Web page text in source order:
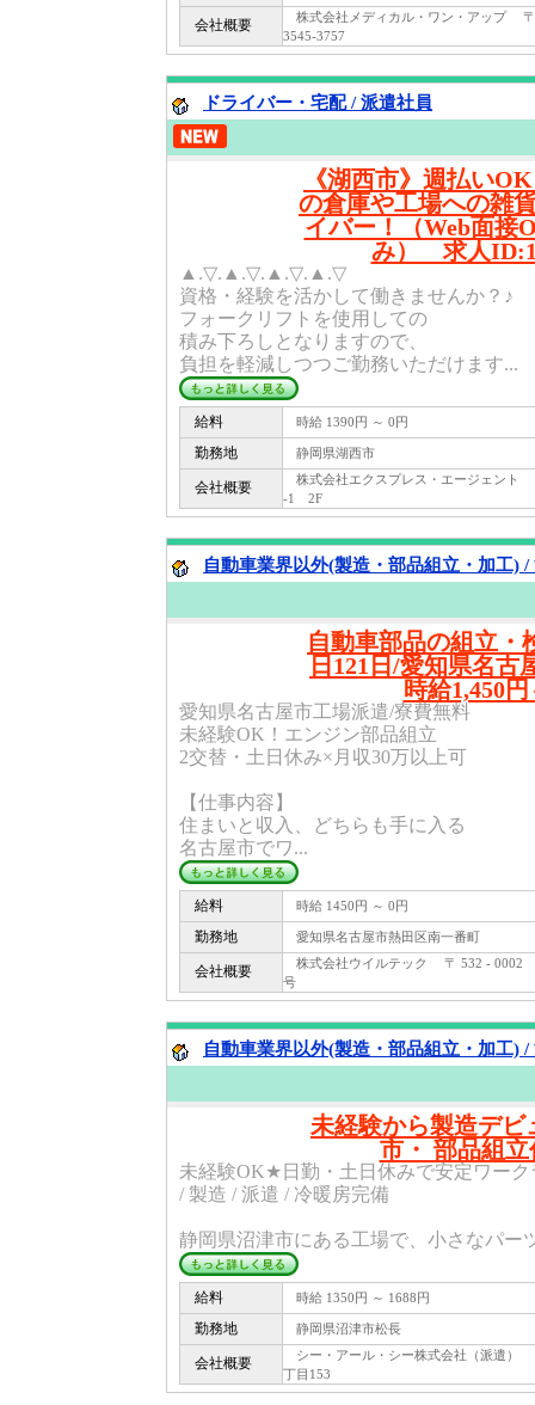
会社概要
株式会社メディカル・ワン・アップ
3545-3757
ドライバー・宅配 / 派遣社員
《湖西市》週払い
の倉庫や工場への雑
イバー！（Web面接
み） 求人
▲.▽.▲.▽.▲.▽.▲.▽
資格・経験を活かして働きませんか？♪
フォークリフトを使用しての
積み下ろしとなりますので、
負担を軽減しつつご勤務いただけます...
給料 時給 1390円 ～ 0円
勤務地 静岡県湖西市
会社概要
株式会社エクスプレス・エージェン
-1 2F
自動車業界以外(製造・部品組立・加工) /
自動車部品の組立・
日121日/愛知県名古
時給1,450円
愛知県名古屋市工場派遣/寮費無料
未経験OK！エンジン部品組立
2交替・土日休み×月収30万以上可
【仕事内容】
住まいと収入、どちらも手に入る
名古屋市でワ...
給料 時給 1450円 ～ 0円
勤務地 愛知県名古屋市熱田区南一番町
会社概要
株式会社ウイルテック 〒 532 - 0002
号
自動車業界以外(製造・部品組立・加工) /
未経験から製造デビ
市・ 部品組立
未経験OK★日勤・土日休みで安定ワーク
/ 製造 / 派遣 / 冷暖房完備
静岡県沼津市にある工場で、小さなパー
給料 時給 1350円 ～ 1688円
勤務地 静岡県沼津市松長
会社概要
シー・アール・シー株式会社（派遣
丁目153